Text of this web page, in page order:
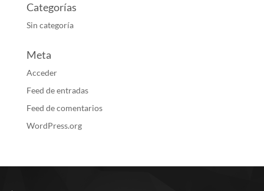
Categorías
Sin categoría
Meta
Acceder
Feed de entradas
Feed de comentarios
WordPress.org